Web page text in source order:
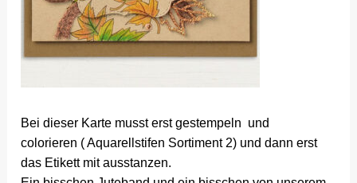
Bei dieser Karte musst erst gestempeln und
colorieren ( Aquarellstifen Sortiment 2) und dann erst
das Etikett mit ausstanzen.